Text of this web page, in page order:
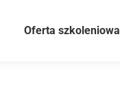
Oferta szkoleniowa